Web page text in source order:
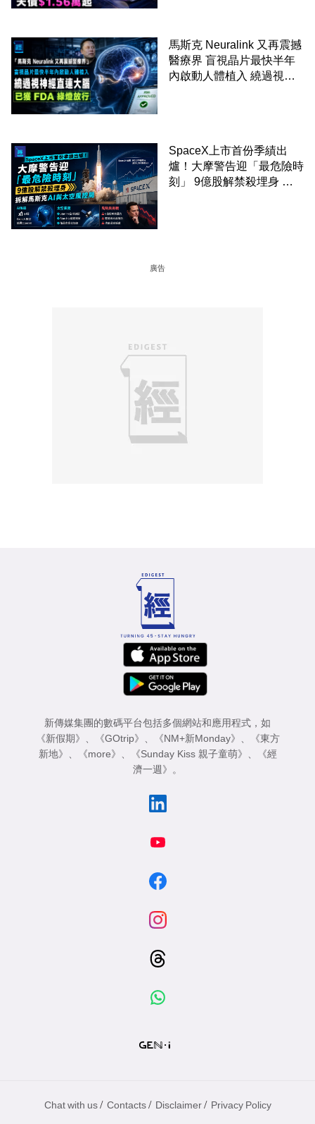
馬斯克 Neuralink 又再震撼
醫療界 盲視晶片最快半年
內啟動人體植入 繞過視神
SpaceX上市首份季績出
爐！大摩警告迎「最危險時
刻」 9億股解禁殺埋身 拆
廣告
新傳媒集團的數碼平台包括多個網站和應用程式，如
《新假期》
《GOtrip》 《NM+新Monday》
《東方
新地》
《more》 《Sunday Kiss 親子童萌》
《經
濟一週》
。
Chat with us / Contacts / Disclaimer / Privacy Policy